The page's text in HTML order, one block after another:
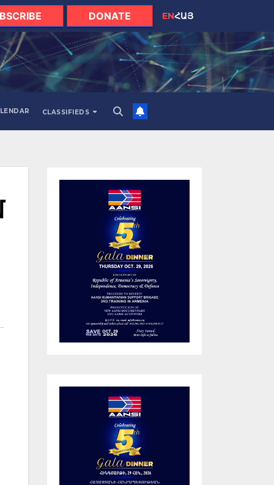
DONATE ENՀԱՅ
CLASSIFIEDS